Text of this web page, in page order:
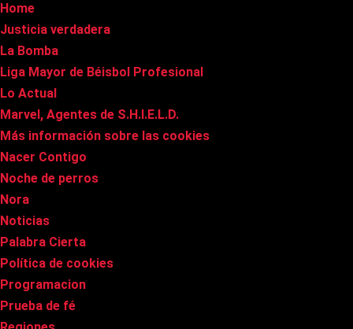
Home
Justicia verdadera
La Bomba
Liga Mayor de Béisbol Profesional
Lo Actual
Marvel, Agentes de S.H.I.E.L.D.
Más información sobre las cookies
Nacer Contigo
Noche de perros
Nora
Noticias
Palabra Cierta
Política de cookies
Programacion
Prueba de fé